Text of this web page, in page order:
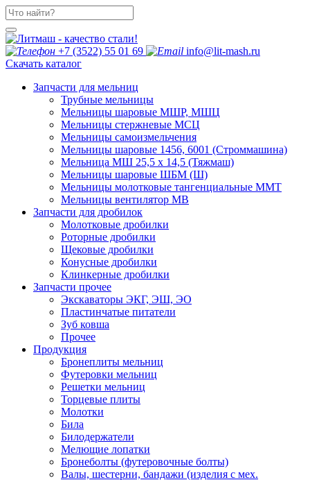
+7 (3522) 55 01 69
info@lit-mash.ru
Скачать каталог
Запчасти для мельниц
Трубные мельницы
Мельницы шаровые МШР, МШЦ
Мельницы стержневые МСЦ
Мельницы самоизмельчения
Мельницы шаровые 1456, 6001 (Строммашина)
Мельница МШ 25,5 х 14,5 (Тяжмаш)
Мельницы шаровые ШБМ (Ш)
Мельницы молотковые тангенциальные ММТ
Мельницы вентилятор МВ
Запчасти для дробилок
Молотковые дробилки
Роторные дробилки
Щековые дробилки
Конусные дробилки
Клинкерные дробилки
Запчасти прочее
Экскаваторы ЭКГ, ЭШ, ЭО
Пластинчатые питатели
Зуб ковша
Прочее
Продукция
Бронеплиты мельниц
Футеровки мельниц
Решетки мельниц
Торцевые плиты
Молотки
Била
Билодержатели
Мелющие лопатки
Бронеболты (футеровочные болты)
Валы, шестерни, бандажи (изделия с мех.